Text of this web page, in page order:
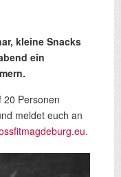
kleine Snacks
ein
20 Personen
meldet euch an
.